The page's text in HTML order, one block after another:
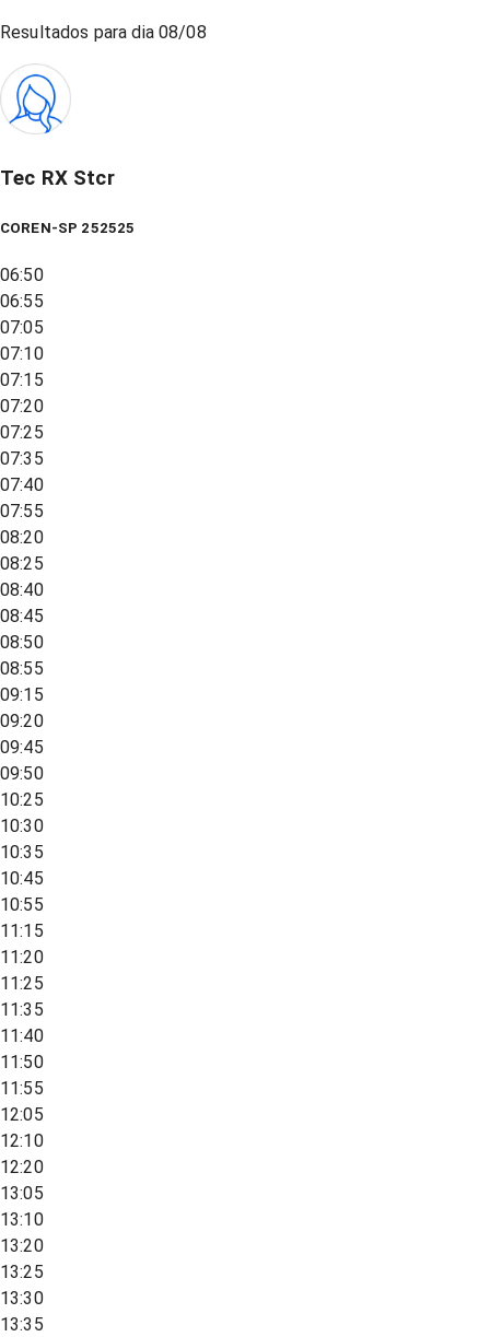
Resultados para dia08/08
Tec RX Stcr
COREN-SP 252525
06:50
06:55
07:05
07:10
07:15
07:20
07:25
07:35
07:40
07:55
08:20
08:25
08:40
08:45
08:50
08:55
09:15
09:20
09:45
09:50
10:25
10:30
10:35
10:45
10:55
11:15
11:20
11:25
11:35
11:40
11:50
11:55
12:05
12:10
12:20
13:05
13:10
13:20
13:25
13:30
13:35